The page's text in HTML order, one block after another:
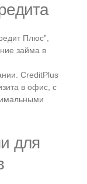
Плюс”,
займа в
CreditPlus
в офис, с
для